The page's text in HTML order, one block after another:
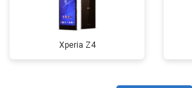
Xperia Z4